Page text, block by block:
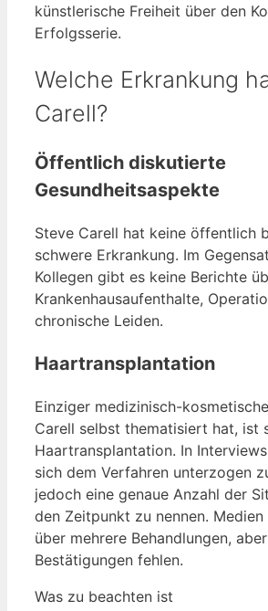
künstlerische Freiheit über den
Erfolgsserie.
Welche Erkrankung
Carell?
Öffentlich diskutierte
Gesundheitsaspekte
Steve Carell hat keine öffentlich
schwere Erkrankung. Im
Kollegen gibt es keine Berichte
Krankenhausaufenthalte,
chronische Leiden.
Haartransplantation
Einziger medizinisch-
Carell selbst thematisiert hat, ist
Haartransplantation. In
sich dem Verfahren unterzogen
jedoch eine genaue Anzahl der
den Zeitpunkt zu nennen.
über mehrere Behandlungen,
Bestätigungen fehlen.
Was zu beachten ist